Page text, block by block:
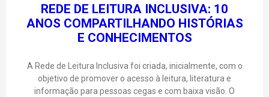
REDE DE LEITURA INCLUSIVA: 10
ANOS COMPARTILHANDO HISTÓRIAS
E CONHECIMENTOS
A Rede de Leitura Inclusiva foi criada, inicialmente, com o
objetivo de promover o acesso à leitura, literatura e
informação para pessoas cegas e com baixa visão. O